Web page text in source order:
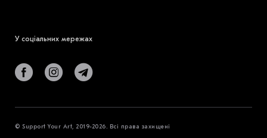
У соціальних мережах
© Support Your Art, 2019-2026. Всі права захищені